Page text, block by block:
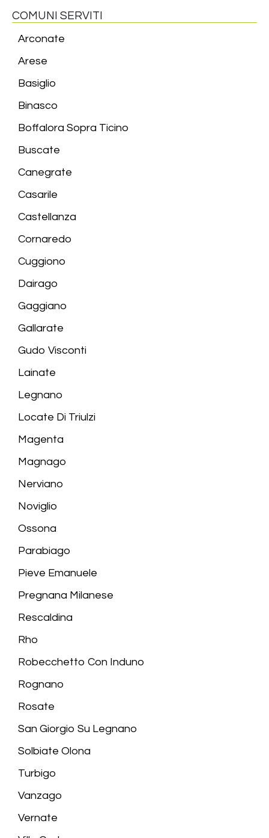
COMUNI SERVITI
Arconate
Arese
Basiglio
Binasco
Boffalora Sopra Ticino
Buscate
Canegrate
Casarile
Castellanza
Cornaredo
Cuggiono
Dairago
Gaggiano
Gallarate
Gudo Visconti
Lainate
Legnano
Locate Di Triulzi
Magenta
Magnago
Nerviano
Noviglio
Ossona
Parabiago
Pieve Emanuele
Pregnana Milanese
Rescaldina
Rho
Robecchetto Con Induno
Rognano
Rosate
San Giorgio Su Legnano
Solbiate Olona
Turbigo
Vanzago
Vernate